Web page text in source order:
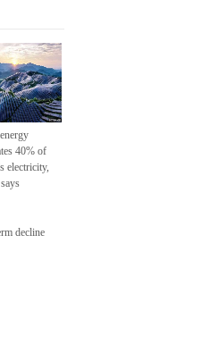
40% of
electricity,
decline